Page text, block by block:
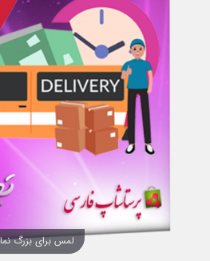
لمس برای بزرگ